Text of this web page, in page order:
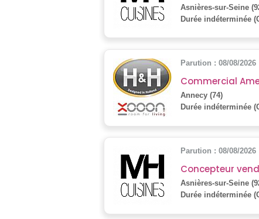
Asnières-sur-Seine
Durée indéterminée
Parution : 08/08/2026
Commercial
Annecy (74)
Durée indéterminée
Parution : 08/08/2026
Concepteur
Asnières-sur-Seine
Durée indéterminée